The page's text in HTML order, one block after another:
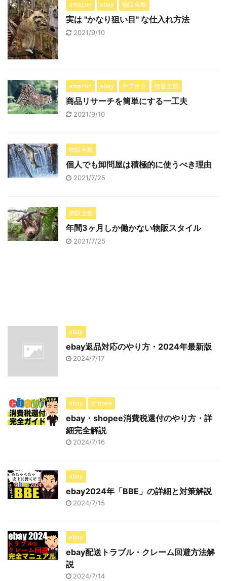
amazon ebay 物販全般
実は "かなり狙い目" な仕入れ方法
2021/9/10
amazon ebay ヤフオク 物販全般
商品リサーチを簡単にする一工夫
2021/9/10
物販全般
個人でも卸問屋は積極的に使うべき理由
2021/7/25
物販全般
年間3ヶ月しか働かない物販スタイル
2021/7/25
ebay
ebay返品対応のやり方・2024年最新版
2024/7/17
ebay shopee
ebay・shopee消費税還付のやり方・詳
細完全解説
2024/7/16
ebay
ebay2024年「BBE」の詳細と対策解説
2024/7/15
ebay
ebay配送トラブル・クレーム回避方法解
説
2024/7/14